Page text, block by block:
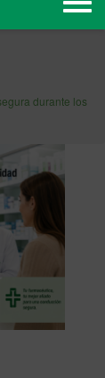
durante los